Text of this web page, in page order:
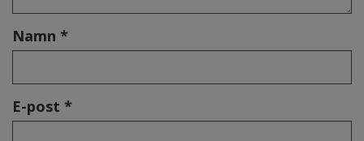
Namn *
E-post *